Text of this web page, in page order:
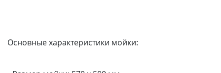
Основные характеристики мойки: